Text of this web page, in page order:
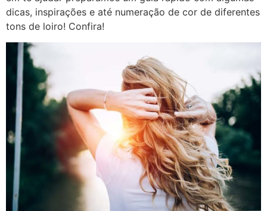
dicas, inspirações e até numeração de cor de diferentes
tons de loiro! Confira!